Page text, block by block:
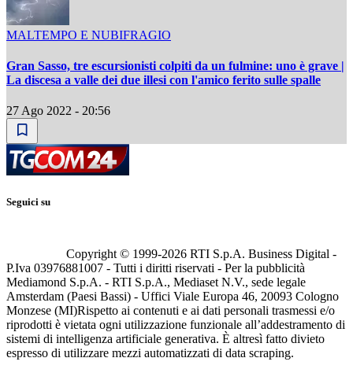
MALTEMPO E NUBIFRAGIO
Gran Sasso, tre escursionisti colpiti da un fulmine: uno è grave |
La discesa a valle dei due illesi con l'amico ferito sulle spalle
27 Ago 2022 - 20:56
Seguici su
Copyright © 1999-2026 RTI S.p.A. Business Digital -
P.Iva 03976881007 - Tutti i diritti riservati - Per la pubblicità
Mediamond S.p.A. - RTI S.p.A., Mediaset N.V., sede legale
Amsterdam (Paesi Bassi) - Uffici Viale Europa 46, 20093 Cologno
Monzese (MI)Rispetto ai contenuti e ai dati personali trasmessi e/o
riprodotti è vietata ogni utilizzazione funzionale all’addestramento di
sistemi di intelligenza artificiale generativa. È altresì fatto divieto
espresso di utilizzare mezzi automatizzati di data scraping.